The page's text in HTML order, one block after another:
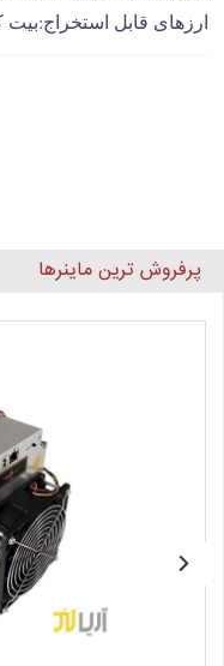
ارزهای قابل
پرفروش ترین ماینرها